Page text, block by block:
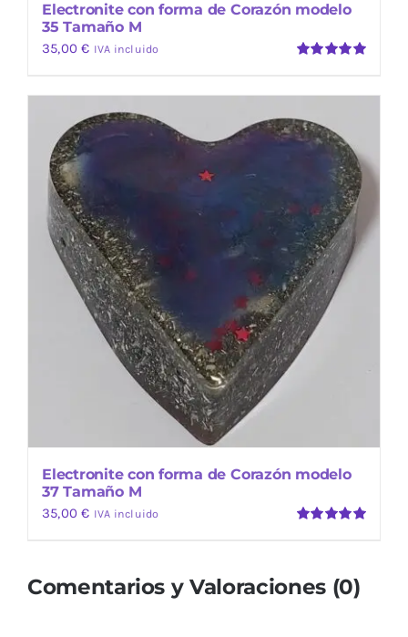
Electronite con forma de Corazón modelo
35 Tamaño M
5
35,00€ IVA incluido
Electronite con forma de Corazón modelo
37 Tamaño M
35,00€ IVA incluido
Comentarios y Valoraciones (0)